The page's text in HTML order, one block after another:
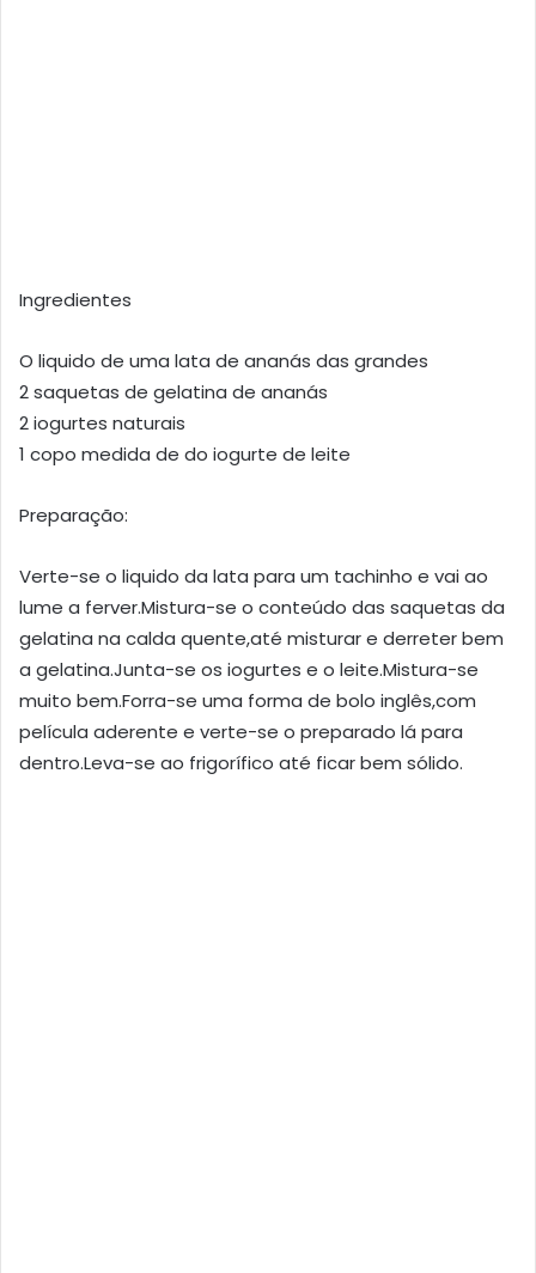
Ingredientes
O liquido de uma lata de ananás das grandes
2 saquetas de gelatina de ananás
2 iogurtes naturais
1 copo medida de do iogurte de leite
Preparação:
Verte-se o liquido da lata para um tachinho e vai ao
lume a ferver.Mistura-se o conteúdo das saquetas da
gelatina na calda quente,até misturar e derreter bem
a gelatina.Junta-se os iogurtes e o leite.Mistura-se
muito bem.Forra-se uma forma de bolo inglês,com
película aderente e verte-se o preparado lá para
dentro.Leva-se ao frigorífico até ficar bem sólido.